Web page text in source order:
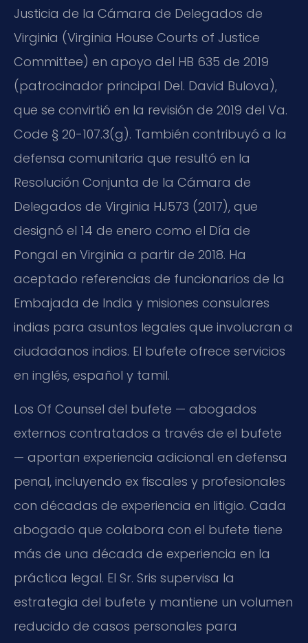
Justicia de la Cámara de Delegados de
Virginia (Virginia House Courts of Justice
Committee) en apoyo del HB 635 de 2019
(patrocinador principal Del. David Bulova),
que se convirtió en la revisión de 2019 del Va.
Code § 20-107.3(g). También contribuyó a la
defensa comunitaria que resultó en la
Resolución Conjunta de la Cámara de
Delegados de Virginia HJ573 (2017), que
designó el 14 de enero como el Día de
Pongal en Virginia a partir de 2018. Ha
aceptado referencias de funcionarios de la
Embajada de India y misiones consulares
indias para asuntos legales que involucran a
ciudadanos indios. El bufete ofrece servicios
en inglés, español y tamil.
Los Of Counsel del bufete — abogados
externos contratados a través de el bufete
— aportan experiencia adicional en defensa
penal, incluyendo ex fiscales y profesionales
con décadas de experiencia en litigio. Cada
abogado que colabora con el bufete tiene
más de una década de experiencia en la
práctica legal. El Sr. Sris supervisa la
estrategia del bufete y mantiene un volumen
reducido de casos personales para